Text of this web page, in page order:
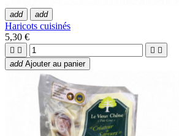
add add
Haricots cuisinés
5,30 €
   
add Ajouter au panier